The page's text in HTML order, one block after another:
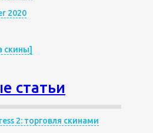
2020
скины]
статьи
2: торговля скинами